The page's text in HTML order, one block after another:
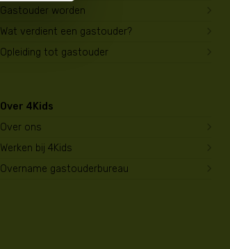
Gastouder worden
Wat verdient een gastouder?
Opleiding tot gastouder
Over 4Kids
Over ons
Werken bij 4Kids
Overname gastouderbureau